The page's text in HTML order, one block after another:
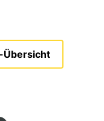
Übersicht